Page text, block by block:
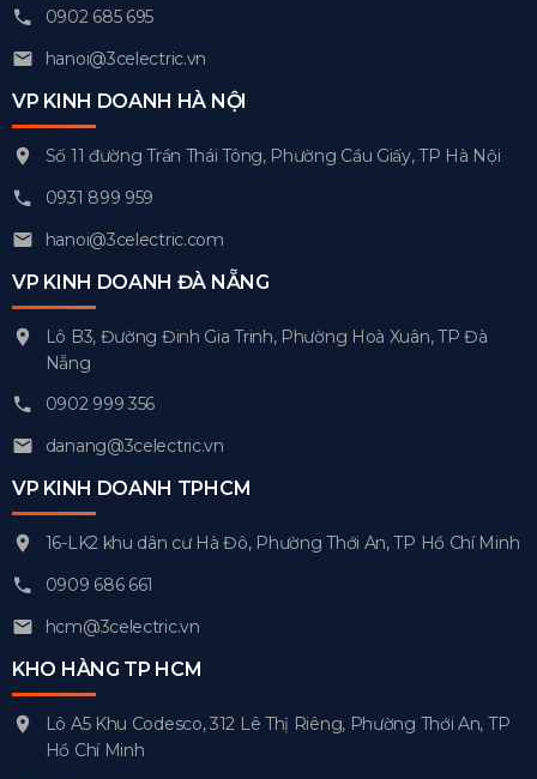
0902 685 695
hanoi@3celectric.vn
VP KINH DOANH HÀ NỘI
Số 11 đường Trần Thái Tông, Phường Cầu Giấy, TP Hà Nội
0931 899 959
hanoi@3celectric.com
VP KINH DOANH ĐÀ NẴNG
Lô B3, Đường Đinh Gia Trinh, Phường Hoà Xuân, TP Đà
Nẵng
0902 999 356
danang@3celectric.vn
VP KINH DOANH TPHCM
16-LK2 khu dân cư Hà Đô, Phường Thới An, TP Hồ Chí Minh
0909 686 661
hcm@3celectric.vn
KHO HÀNG TP HCM
Lô A5 Khu Codesco, 312 Lê Thị Riêng, Phường Thới An, TP
Hồ Chí Minh